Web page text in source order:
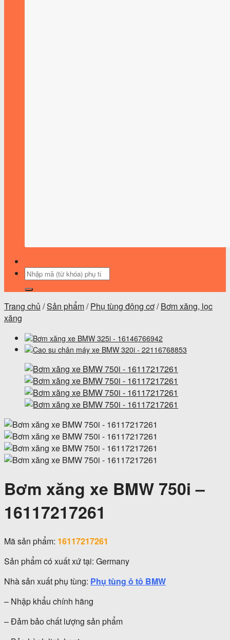
Tìm
Trang chủ /Sản phẩm/ Phụ tùng động cơ/ Bơm xăng, lọc
xăng
Bơm xăng xe BMW 750i –
16117217261
Mã sản phẩm: 16117217261
Sản phẩm có xuất xứ tại: Germany
Nhà sản xuất phụ tùng: Phụ tùng ô tô BMW
– Nhập khẩu chính hãng
– Đảm bảo chất lượng sản phẩm